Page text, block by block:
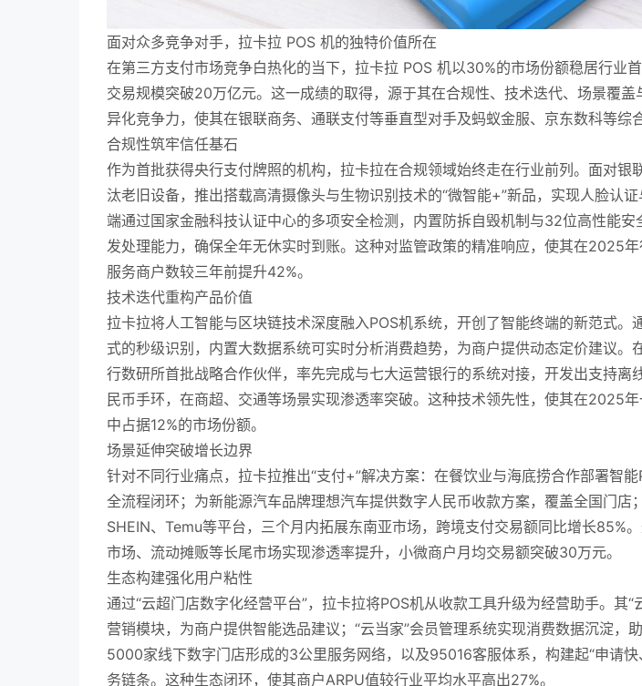
面对众多竞争对手，拉卡拉 POS 机的独特价值所在
在第三方支付市场竞争白热化的当下，拉卡拉 POS 机以30%的市场份额稳居行业
交易规模突破20万亿元。这一成绩的取得，源于其在合规性、技术迭代、场景覆
异化竞争力，使其在银联商务、通联支付等垂直型对手及蚂蚁金服、京东数科等综
合规性筑牢信任基石
作为首批获得央行支付牌照的机构，拉卡拉在合规领域始终走在行业前列。面对银
汰老旧设备，推出搭载高清摄像头与生物识别技术的“微智能+”新品，实现人脸认
端通过国家金融科技认证中心的多项安全检测，内置防拆自毁机制与32位高性能安
发处理能力，确保全年无休实时到账。这种对监管政策的精准响应，使其在2025年
服务商户数较三年前提升42%。
技术迭代重构产品价值
拉卡拉将人工智能与区块链技术深度融入POS机系统，开创了智能终端的新范式。
式的秒级识别，内置大数据系统可实时分析消费趋势，为商户提供动态定价建议。
行数研所首批战略合作伙伴，率先完成与七大运营银行的系统对接，开发出支持离
民币手环，在商超、交通等场景实现渗透率突破。这种技术领先性，使其在2025
中占据12%的市场份额。
场景延伸突破增长边界
针对不同行业痛点，拉卡拉推出“支付+”解决方案：在餐饮业与海底捞合作部署智
全流程闭环；为新能源汽车品牌理想汽车提供数字人民币收款方案，覆盖全国门店
SHEIN、Temu等平台，三个月内拓展东南亚市场，跨境支付交易额同比增长85%
市场、流动摊贩等长尾市场实现渗透率提升，小微商户月均交易额突破30万元。
生态构建强化用户粘性
通过“云超门店数字化经营平台”，拉卡拉将POS机从收款工具升级为经营助手。其“
营销模块，为商户提供智能选品建议；“云当家”会员管理系统实现消费数据沉淀，
5000家线下数字门店形成的3公里服务网络，以及95016客服体系，构建起“申请
务链条。这种生态闭环，使其商户ARPU值较行业平均水平高出27%。